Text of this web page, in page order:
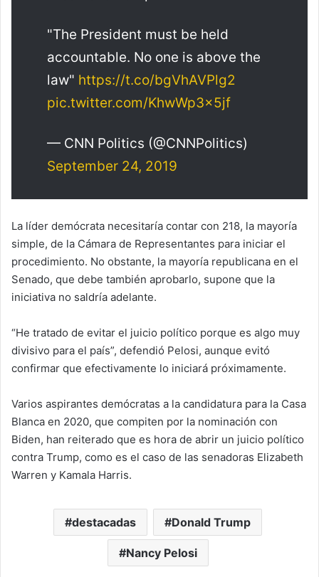
"The President must be held
accountable. No one is above the
law" https://t.co/bgVhAVPlg2
pic.twitter.com/KhwWp3x5jf
— CNN Politics (@CNNPolitics)
September 24, 2019
La líder demócrata necesitaría contar con 218, la mayoría
simple, de la Cámara de Representantes para iniciar el
procedimiento. No obstante, la mayoría republicana en el
Senado, que debe también aprobarlo, supone que la
iniciativa no saldría adelante.
“He tratado de evitar el juicio político porque es algo muy
divisivo para el país”, defendió Pelosi, aunque evitó
confirmar que efectivamente lo iniciará próximamente.
Varios aspirantes demócratas a la candidatura para la Casa
Blanca en 2020, que compiten por la nominación con
Biden, han reiterado que es hora de abrir un juicio político
contra Trump, como es el caso de las senadoras Elizabeth
Warren y Kamala Harris.
destacadas Donald Trump
Nancy Pelosi